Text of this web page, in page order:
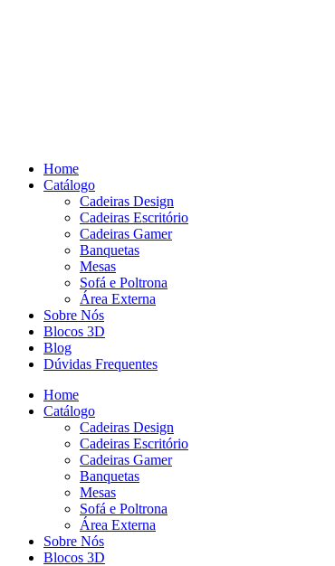
Home
Catálogo
Cadeiras Design
Cadeiras Escritório
Cadeiras Gamer
Banquetas
Mesas
Sofá e Poltrona
Área Externa
Sobre Nós
Blocos 3D
Blog
Dúvidas Frequentes
Home
Catálogo
Cadeiras Design
Cadeiras Escritório
Cadeiras Gamer
Banquetas
Mesas
Sofá e Poltrona
Área Externa
Sobre Nós
Blocos 3D